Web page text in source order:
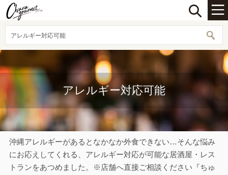
アレルギー対応可能
アレルギー対応可能
沖縄アレルギーがあるとなかなか外食できない…そんな悩み
にお応えしてくれる、アレルギー対応が可能な居酒屋・レス
トランをあつめました。※店舗へ直接ご相談ください『ちゅ